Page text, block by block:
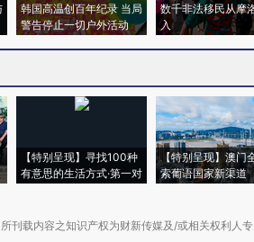
韩国高温创百年纪录 当局
警告停止一切户外活动
数千非法移民从摩
入
【特别呈现】寻找100种
有意思的生活方式·第一对
【特别呈现】澳门
索葡语国家新渠道
刊载内容之知识产权为财新传媒及/或相关权利人